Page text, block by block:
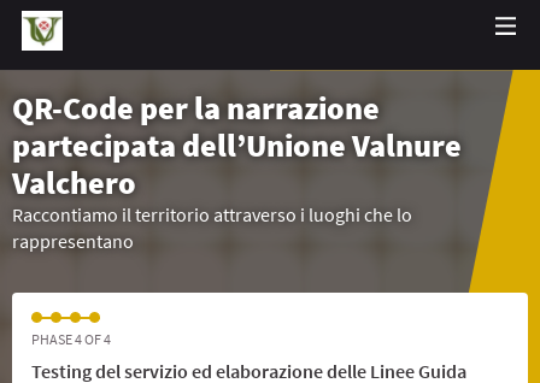
QR-Code per la narrazione
partecipata dell’Unione Valnure
Valchero
Raccontiamo il territorio attraverso i luoghi che lo
rappresentano
PHASE 4 OF 4
Testing del servizio ed elaborazione delle Linee Guida